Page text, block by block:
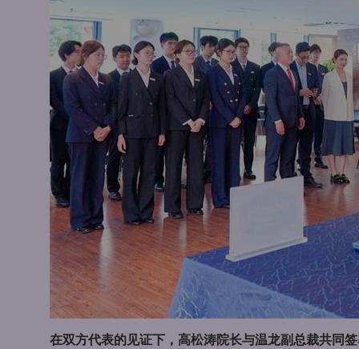
在双方代表的见证下，高松涛院长与温龙副总裁共同